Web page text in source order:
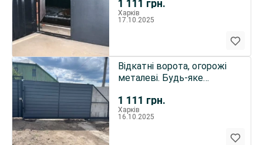
1 111 грн.
Харків
17.10.2025
1 111 грн.
Відкатні ворота, огорожі
металеві. Будь-яке
Харків
16.10.2025